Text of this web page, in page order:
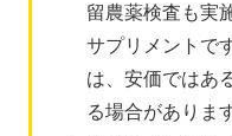
留農薬検査も実
サプリメントで
は、安価ではあ
る場合がありま